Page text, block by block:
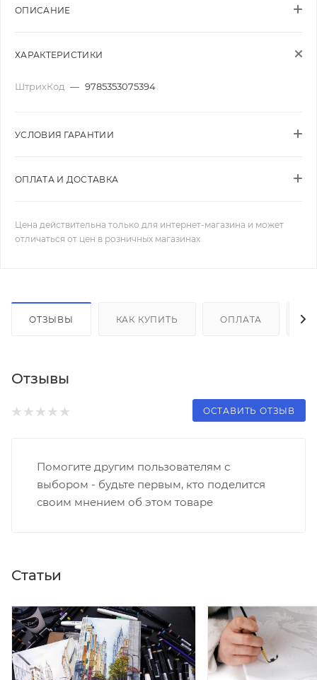
ОПИСАНИЕ
ХАРАКТЕРИСТИКИ
ШтрихКод — 9785353075394
УСЛОВИЯ ГАРАНТИИ
ОПЛАТА И ДОСТАВКА
Цена действительна только для интернет-магазина и может
отличаться от цен в розничных магазинах
ОТЗЫВЫ КАК КУПИТЬ ОПЛАТА
Отзывы
ОСТАВИТЬ ОТЗЫВ
Помогите другим пользователям с
выбором - будьте первым, кто поделится
своим мнением об этом товаре
Статьи